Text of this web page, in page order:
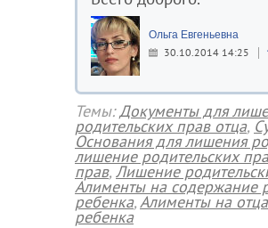
Ольга Евгеньевна
30.10.2014 14:25
Темы:Документы для
родительских прав отца,
Основания для лишения
лишение родительских
прав, Лишение
Алименты на содержание
ребенка,Алименты на отца
ребенка